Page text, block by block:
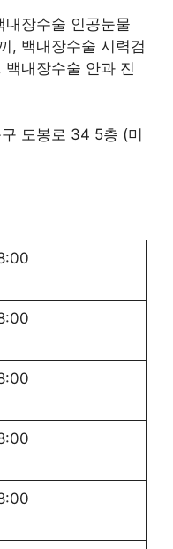
장수술 인공눈물
, 백내장수술 시력검
내장수술 안과 진
도봉로 34 5층 (미